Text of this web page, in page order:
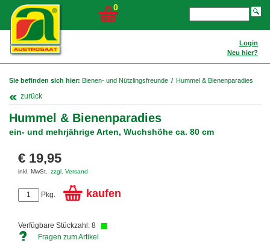
0
Login
Neu hier?
Sie befinden sich hier: Bienen- und Nützlingsfreunde / Hummel & Bienenparadies
zurück
Hummel & Bienenparadies
ein- und mehrjährige Arten, Wuchshöhe ca. 80 cm
€ 19,95
inkl. MwSt. zzgl. Versand
Pkg. kaufen
Verfügbare Stückzahl: 8
Fragen zum Artikel